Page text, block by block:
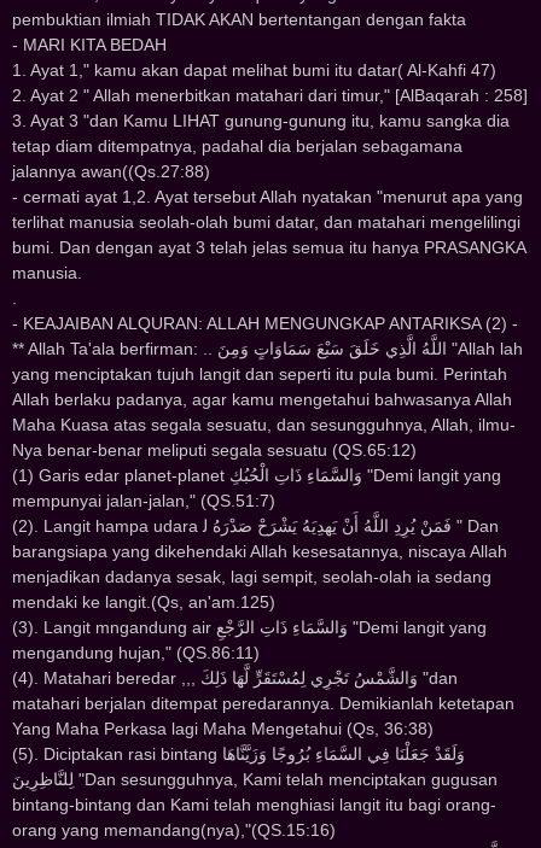
pembuktian ilmiah TIDAK AKAN bertentangan dengan fakta
- MARI KITA BEDAH
1. Ayat 1," kamu akan dapat melihat bumi itu datar( Al-Kahfi 47)
2. Ayat 2 " Allah menerbitkan matahari dari timur," [AlBaqarah : 258]
3. Ayat 3 "dan Kamu LIHAT gunung-gunung itu, kamu sangka dia
tetap diam ditempatnya, padahal dia berjalan sebagamana
jalannya awan((Qs.27:88)
- cermati ayat 1,2. Ayat tersebut Allah nyatakan "menurut apa yang
terlihat manusia seolah-olah bumi datar, dan matahari mengelilingi
bumi. Dan dengan ayat 3 telah jelas semua itu hanya PRASANGKA
manusia.
.
- KEAJAIBAN ALQURAN: ALLAH MENGUNGKAP ANTARIKSA (2) -
** Allah Ta'ala berfirman: .. ﺍﻟﻠَّﻪُ ﺍﻟَّﺬِﻱ ﺧَﻠَﻖَ ﺳَﺒْﻊَ ﺳَﻤَﺎﻭَﺍﺕٍ ﻭَﻣِﻦَ "Allah lah
yang menciptakan tujuh langit dan seperti itu pula bumi. Perintah
Allah berlaku padanya, agar kamu mengetahui bahwasanya Allah
Maha Kuasa atas segala sesuatu, dan sesungguhnya, Allah, ilmu-
Nya benar-benar meliputi segala sesuatu (QS.65:12)
(1) Garis edar planet-planet ﻭَﺍﻟﺴَّﻤَﺎﺀِ ﺫَﺍﺕِ ﺍﻟْﺤُﺒُﻚِ "Demi langit yang
mempunyai jalan-jalan," (QS.51:7)
(2). Langit hampa udara ﻓَﻤَﻦْ ﻳُﺮِﺩِ ﺍﻟﻠَّﻪُ ﺃَﻥْ ﻳَﻬﺪِﻳَﻪُ ﻳَﺸْﺮَﺡْ ﺻَﺪْﺭَﻩُ ﻟ " Dan
barangsiapa yang dikehendaki Allah kesesatannya, niscaya Allah
menjadikan dadanya sesak, lagi sempit, seolah-olah ia sedang
mendaki ke langit.(Qs, an'am.125)
(3). Langit mngandung air ﻭَﺍﻟﺴَّﻤَﺎﺀِ ﺫَﺍﺕِ ﺍﻟﺮَّﺟْﻊِ "Demi langit yang
mengandung hujan," (QS.86:11)
(4). Matahari beredar ,,, ﻭَﺍﻟﺸَّﻤْﺲُ ﺗَﺠْﺮِﻱ ﻟِﻤُﺴْﺘَﻘَﺮٍّ ﻟَّﻬَﺎ ﺫَﻟِﻚَ "dan
matahari berjalan ditempat peredarannya. Demikianlah ketetapan
Yang Maha Perkasa lagi Maha Mengetahui (Qs, 36:38)
(5). Diciptakan rasi bintang ﻭَﻟَﻘَﺪْ ﺟَﻌَﻠْﻨَﺎ ﻓِﻲ ﺍﻟﺴَّﻤَﺎﺀِ ﺑُﺮُﻭﺟًﺎ ﻭَﺯَﻳَّﻨَّﺎﻫَﺎ
ﻟِﻠﻨَّﺎﻇِﺮِﻳﻦَ "Dan sesungguhnya, Kami telah menciptakan gugusan
bintang-bintang dan Kami telah menghiasi langit itu bagi orang-
orang yang memandang(nya),"(QS.15:16)